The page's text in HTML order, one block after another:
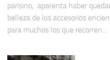
parisino, aparenta haber
belleza de los accesorios
para muchos los que recorren...